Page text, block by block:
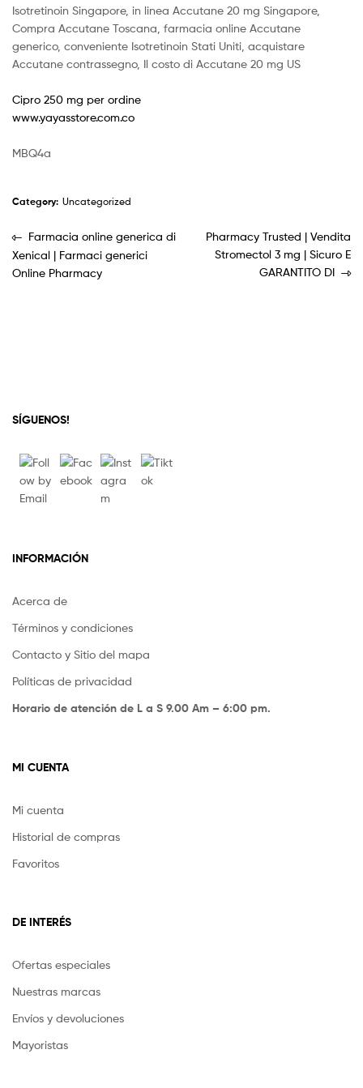
Isotretinoin Singapore, in linea Accutane 20 mg Singapore,
Compra Accutane Toscana, farmacia online Accutane
generico, conveniente Isotretinoin Stati Uniti, acquistare
Accutane contrassegno, Il costo di Accutane 20 mg US
Cipro 250 mg per ordine
www.yayasstore.com.co
MBQ4a
Category: Uncategorized
Farmacia online generica di
Xenical | Farmaci generici
Online Pharmacy
Pharmacy Trusted | Vendita
Stromectol 3 mg | Sicuro E
GARANTITO DI
SÍGUENOS!
INFORMACIÓN
Acerca de
Términos y condiciones
Contacto y Sitio del mapa
Políticas de privacidad
Horario de atención de L a S 9.00 Am – 6:00 pm.
MI CUENTA
Mi cuenta
Historial de compras
Favoritos
DE INTERÉS
Ofertas especiales
Nuestras marcas
Envíos y devoluciones
Mayoristas